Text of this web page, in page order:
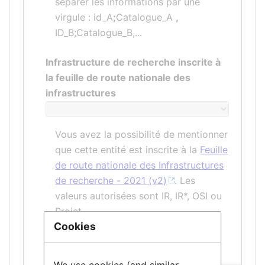
virgule : id_A;Catalogue_A ,
ID_B;Catalogue_B,...
Infrastructure de recherche inscrite à
la feuille de route nationale des
infrastructures
Vous avez la possibilité de mentionner
que cette entité est inscrite à la Feuille
de route nationale des Infrastructures
de recherche - 2021 (v2)
. Les
valeurs autorisées sont IR, IR*, OSI ou
Projet
Cette entité est un noeud français
Cookies